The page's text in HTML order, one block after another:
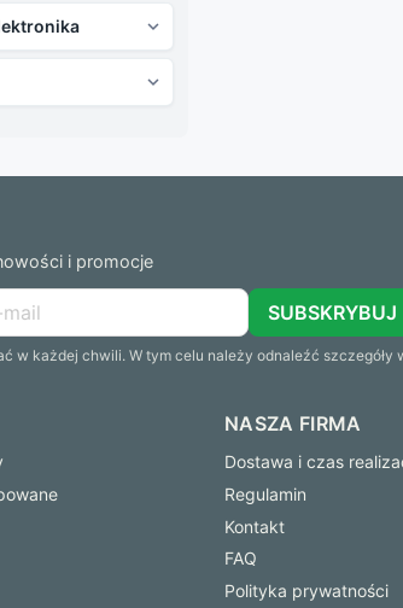


i promocje
SUBSKRYBUJ
w każdej chwili. W tym celu należy odnaleźć szczegóły
NASZA FIRMA
Dostawa i czas
Regulamin
Kontakt
FAQ
Polityka prywatności